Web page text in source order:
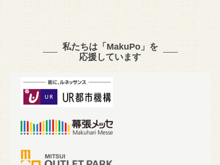
私たちは「MakuPo」を
応援しています